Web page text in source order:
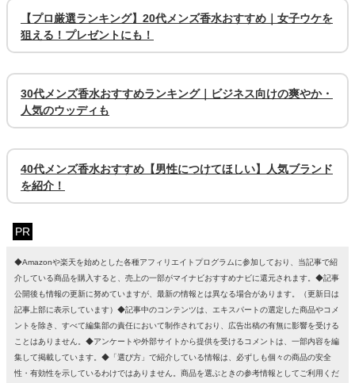
【プロ厳選ランキング】20代メンズ香水おすすめ｜女子ウケを
狙える！プレゼントにも！
30代メンズ香水おすすめランキング｜ビジネス向けの爽やか・
人気のウッディも
40代メンズ香水おすすめ【男性につけてほしい】人気ブランド
を紹介！
PR
◆Amazonや楽天を始めとした各種アフィリエイトプログラムに参加しており、当記事で紹
介している商品を購入すると、売上の一部がマイナビおすすめナビに還元されます。◆記事
公開後も情報の更新に努めていますが、最新の情報とは異なる場合があります。（更新日は
記事上部に表示しています）◆記事中のコンテンツは、エキスパートの選定した商品やコメ
ントを除き、すべて編集部の責任において制作されており、広告出稿の有無に影響を受ける
ことはありません。◆アンケートや外部サイトから提供を受けるコメントは、一部内容を編
集して掲載しています。◆「選び方」で紹介している情報は、必ずしも個々の商品の安全
性・有効性を示しているわけではありません。商品を選ぶときの参考情報としてご利用くだ